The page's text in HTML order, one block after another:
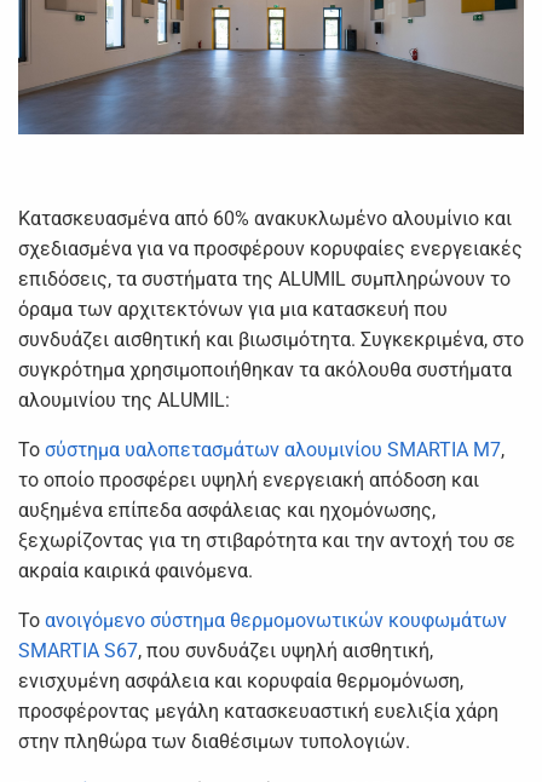
Κατασκευασμένα από 60% ανακυκλωμένο αλουμίνιο και
σχεδιασμένα για να προσφέρουν κορυφαίες ενεργειακές
επιδόσεις, τα συστήματα της ALUMIL συμπληρώνουν το
όραμα των αρχιτεκτόνων για μια κατασκευή που
συνδυάζει αισθητική και βιωσιμότητα. Συγκεκριμένα, στο
συγκρότημα χρησιμοποιήθηκαν τα ακόλουθα συστήματα
αλουμινίου της ALUMIL:
Το σύστημα υαλοπετασμάτων αλουμινίου SMARTIA M7,
το οποίο προσφέρει υψηλή ενεργειακή απόδοση και
αυξημένα επίπεδα ασφάλειας και ηχομόνωσης,
ξεχωρίζοντας για τη στιβαρότητα και την αντοχή του σε
ακραία καιρικά φαινόμενα.
Το ανοιγόμενο σύστημα θερμομονωτικών κουφωμάτων
SMARTIA S67, που συνδυάζει υψηλή αισθητική,
ενισχυμένη ασφάλεια και κορυφαία θερμομόνωση,
προσφέροντας μεγάλη κατασκευαστική ευελιξία χάρη
στην πληθώρα των διαθέσιμων τυπολογιών.